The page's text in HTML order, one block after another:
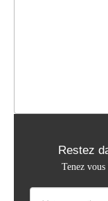
Restez
Tenez